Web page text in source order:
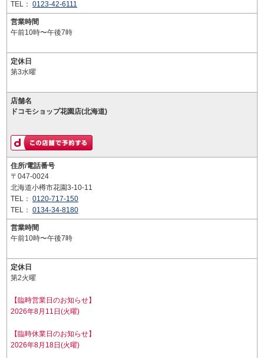
TEL： 0123-42-6111
営業時間
午前10時〜午後7時
定休日
第3水曜
店舗名
ドコモショップ花園店(北海道)
住所/電話番号
〒047-0024
北海道小樽市花園3-10-11
TEL： 0120-717-150
TEL： 0134-34-8180
営業時間
午前10時〜午後7時
定休日
第2火曜
【臨時営業日のお知らせ】
2026年8月11日(火曜)
【臨時休業日のお知らせ】
2026年8月18日(火曜)